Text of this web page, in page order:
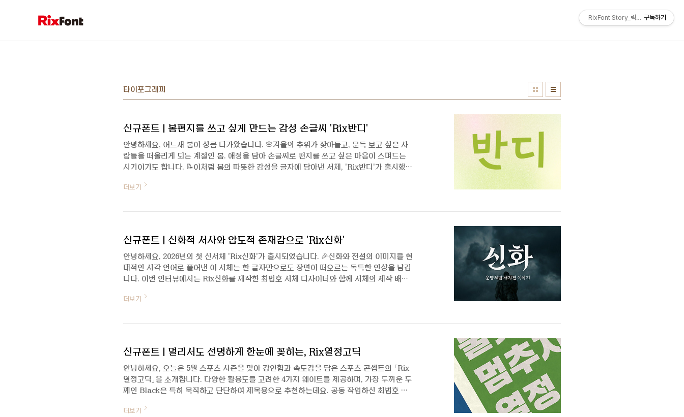
타이포그래피
신규폰트 | 봄편지를 쓰고 싶게 만드는 감성 손글씨 'Rix반디'
안녕하세요, 어느새 봄이 성큼 다가왔습니다. 🌸겨울의 추위가 잦아들고, 문득 보고 싶은 사
람들을 떠올리게 되는 계절인 봄. 애정을 담아 손글씨로 편지를 쓰고 싶은 마음이 스며드는
시기이기도 합니다. 📝이처럼 봄의 따뜻한 감성을 글자에 담아낸 서체, 'Rix반디'가 출시했습
와 제작 과정을 들어보았습니다. 반딧불이처럼 은은하게 빛나는 감성을 담은 Rix반디의 이야
칙을 찾는 서체 디자이너 이수하입니다. 신서체로 오랜만에 인사드리는 거 같아 더욱 반갑습
더보기
신규폰트 | 신화적 서사와 압도적 존재감으로 'Rix신화'
안녕하세요, 2026년의 첫 신서체 'Rix신화'가 출시되었습니다. 🎉신화와 전설의 이미지를 현
대적인 시각 언어로 풀어낸 이 서체는 한 글자만으로도 장면이 떠오르는 독특한 인상을 남깁
니다. 이번 인터뷰에서는 Rix신화를 제작한 최법호 서체 디자이너와 함께 서체의 제작 배경
순한 정보 전달을 넘어 어떻게 분위기와 감정을 만들어내는지, 그 고민의 과정을 함께 알아볼
순한 정보 전달을 넘어 분위기와 감정을 표현하는 서체 작업을 하고 있습니다.2026년 첫 신
더보기
신규폰트 | 멀리서도 선명하게 한눈에 꽂히는, Rix열정고딕
안녕하세요, 오늘은 5월 스포츠 시즌을 맞아 강인함과 속도감을 담은 스포츠 콘셉트의 「Rix
열정고딕」을 소개합니다. 다양한 활용도를 고려한 4가지 웨이트를 제공하며, 가장 두꺼운 두
께인 Black은 특히 묵직하고 단단하여 제목용으로 추천하는데요. 공동 작업하신 최법호 디
들어보겠습니다 😊 안녕하세요, 이번 서체는 공동 작업하신 걸로 알고 있습니다. 간단히 소개
더보기
RixFont Story_릭스폰트 블로그
구독하기